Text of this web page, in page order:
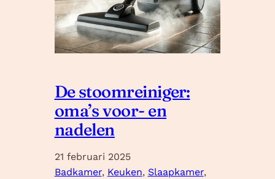
De stoomreiniger:
oma’s voor- en
nadelen
21 februari 2025
Badkamer, Keuken, Slaapkamer ,